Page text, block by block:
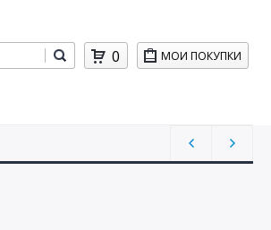
МОИ ПОКУПКИ
0